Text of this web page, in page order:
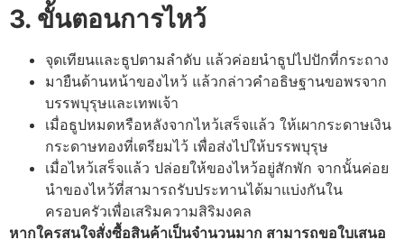
3. ขั้นตอนการไหว้
จุดเทียนและธูปตามลำดับ แล้วค่อยนำธูปไปปักที่กระถาง
มายืนด้านหน้าของไหว้ แล้วกล่าวคำอธิษฐานขอพรจาก
บรรพบุรุษและเทพเจ้า
เมื่อธูปหมดหรือหลังจากไหว้เสร็จแล้ว ให้เผากระดาษเงิน
กระดาษทองที่เตรียมไว้ เพื่อส่งไปให้บรรพบุรุษ
เมื่อไหว้เสร็จแล้ว ปล่อยให้ของไหว้อยู่สักพัก จากนั้นค่อย
นำของไหว้ที่สามารถรับประทานได้มาแบ่งกันใน
ครอบครัวเพื่อเสริมความสิริมงคล
หากใครสนใจสั่งซื้อสินค้าเป็นจำนวนมาก สามารถขอใบเสนอ